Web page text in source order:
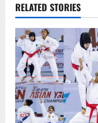
v
i
g
a
t
RELATED STORIES